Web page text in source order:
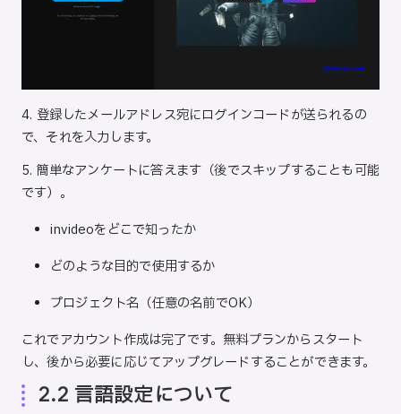
4. 登録したメールアドレス宛にログインコードが送られるの
で、それを入力します。
5. 簡単なアンケートに答えます（後でスキップすることも可能
です）。
invideoをどこで知ったか
どのような目的で使用するか
プロジェクト名（任意の名前でOK）
これでアカウント作成は完了です。無料プランからスタート
し、後から必要に応じてアップグレードすることができます。
2.2 言語設定について